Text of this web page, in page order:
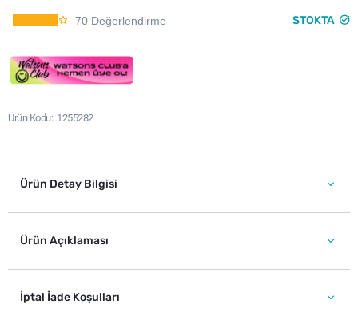
70 Değerlendirme STOKTA
Ürün Kodu 1255282
Ürün Detay Bilgisi
Ürün Açıklaması
İptal İade Koşulları